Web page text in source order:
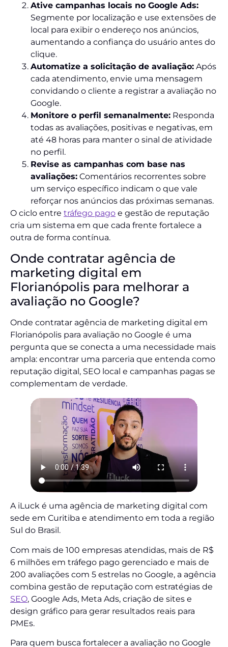
Ative campanhas locais no Google Ads:
Segmente por localização e use extensões de
local para exibir o endereço nos anúncios,
aumentando a confiança do usuário antes do
clique.
Automatize a solicitação de avaliação: Após
cada atendimento, envie uma mensagem
convidando o cliente a registrar a avaliação no
Google.
Monitore o perfil semanalmente: Responda
todas as avaliações, positivas e negativas, em
até 48 horas para manter o sinal de atividade
no perfil.
Revise as campanhas com base nas
avaliações: Comentários recorrentes sobre
um serviço específico indicam o que vale
reforçar nos anúncios das próximas semanas.
O ciclo entre tráfego pago e gestão de reputação
cria um sistema em que cada frente fortalece a
outra de forma contínua.
Onde contratar agência de
marketing digital em
Florianópolis para melhorar a
avaliação no Google?
Onde contratar agência de marketing digital em
Florianópolis para avaliação no Google é uma
pergunta que se conecta a uma necessidade mais
ampla: encontrar uma parceria que entenda como
reputação digital, SEO local e campanhas pagas se
complementam de verdade.
A iLuck é uma agência de marketing digital com
sede em Curitiba e atendimento em toda a região
Sul do Brasil.
Com mais de 100 empresas atendidas, mais de R$
6 milhões em tráfego pago gerenciado e mais de
200 avaliações com 5 estrelas no Google, a agência
combina gestão de reputação com estratégias de
SEO, Google Ads, Meta Ads, criação de sites e
design gráfico para gerar resultados reais para
PMEs.
Para quem busca fortalecer a avaliação no Google